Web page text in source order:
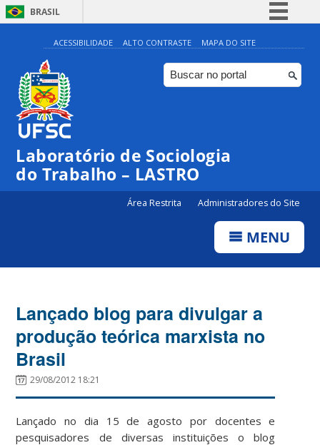
BRASIL
Simplifique!
Comunica BR
Participe
Canais
ACESSIBILIDADE ALTO CONTRASTE MAPA DO SITE
Laboratório de Sociologia
do Trabalho – LASTRO
Área Restrita Administradores do Site
MENU
Lançado blog para divulgar a
produção teórica marxista no
Brasil
29/08/2012 18:21
Lançado no dia 15 de agosto por docentes e
pesquisadores de diversas instituições o blog